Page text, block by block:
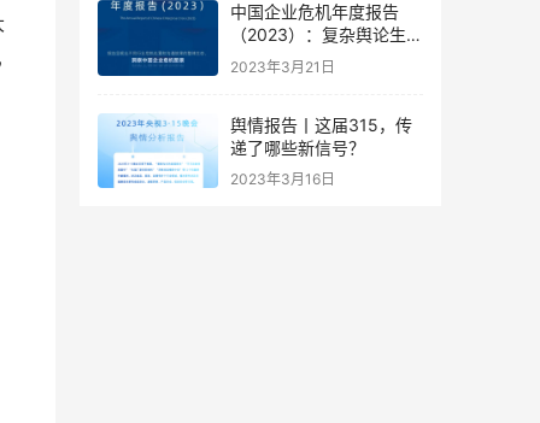
中国企业危机年度报告
（2023）：复杂舆论生态
下的企业危机应对新思路
2023年3月21日
舆情报告丨这届315，传
递了哪些新信号？
2023年3月16日